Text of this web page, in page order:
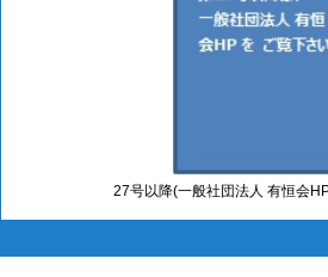
27号以降(一般社団法人 有恒会